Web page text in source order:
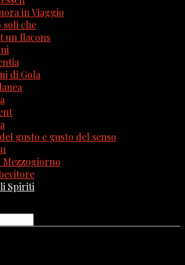
in Viaggio
soli che
un flacons
di Gola
gusto e gusto del senso
Mezzogiorno
Spiriti